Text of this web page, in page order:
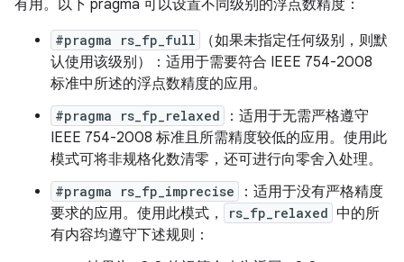
有用。以下 pragma 可以设置不同级别的浮点数精度：
#pragma rs_fp_full
（如果未指定任何级别，则默
认使用该级别）：适用于需要符合 IEEE 754-2008
标准中所述的浮点数精度的应用。
#pragma rs_fp_relaxed
：适用于无需严格遵守
IEEE 754-2008 标准且所需精度较低的应用。使用此
模式可将非规格化数清零，还可进行向零舍入处理。
#pragma rs_fp_imprecise
：适用于没有严格精度
要求的应用。使用此模式，
rs_fp_relaxed 中的所
有内容均遵守下述规则：